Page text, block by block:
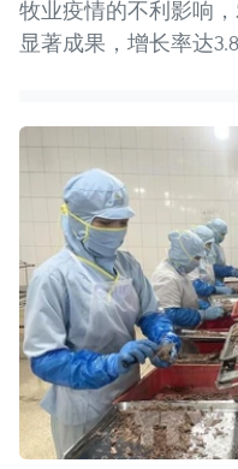
牧业疫情的不利影响
显著成果，增长率达